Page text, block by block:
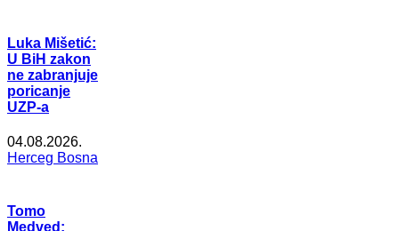
Luka Mišetić:
U BiH zakon
ne zabranjuje
poricanje
UZP-a
04.08.2026.
Herceg Bosna
Tomo
Medved: